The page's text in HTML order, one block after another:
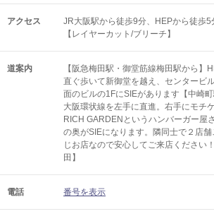
アクセス
JR大阪駅から徒歩9分、HEPから徒歩
【レイヤーカット/ブリーチ】
道案内
【阪急梅田駅・御堂筋線梅田駅から】
直ぐ歩いて新御堂を越え、センタービ
面のビルの1FにSIEがあります【中崎
大阪環状線を左手に直進。右手にモチ
RICH GARDENというハンバーガー屋
の奥がSIEになります。隣同士で２店
じお店なので安心してご来店ください
田】
電話 番号を表示